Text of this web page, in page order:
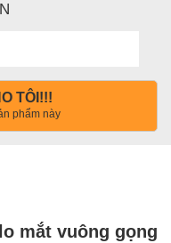
TÔI!!!
phẩm này
mắt vuông gọng